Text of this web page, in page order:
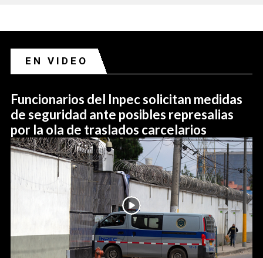
EN VIDEO
Funcionarios del Inpec solicitan medidas
de seguridad ante posibles represalias
por la ola de traslados carcelarios